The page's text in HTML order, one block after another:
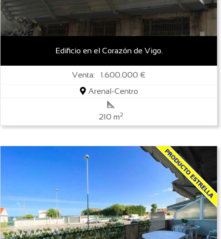
Edificio en el Corazón de Vigo.
Venta: 1.600.000 €
Arenal-Centro
210 m2